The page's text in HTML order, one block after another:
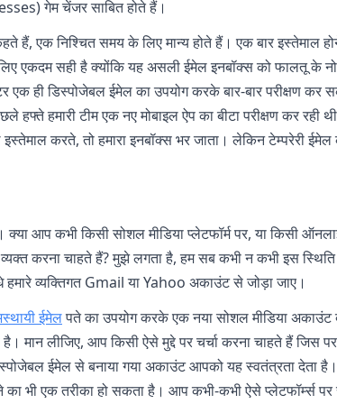
गेम चेंजर साबित होते हैं।
हैं, एक निश्चित समय के लिए मान्य होते हैं। एक बार इस्तेमाल
एकदम सही है क्योंकि यह असली ईमेल इनबॉक्स को फालतू के
ही डिस्पोजेबल ईमेल का उपयोग करके बार-बार परीक्षण कर
हमारी टीम एक नए मोबाइल ऐप का बीटा परीक्षण कर रही
करते, तो हमारा इनबॉक्स भर जाता। लेकिन टेम्परेरी ईमेल
आप कभी किसी सोशल मीडिया प्लेटफॉर्म पर, या किसी
करना चाहते हैं? मुझे लगता है, हम सब कभी न कभी इस
हमारे व्यक्तिगत Gmail या Yahoo अकाउंट से जोड़ा जाए।
ईमेलपते का उपयोग करके एक नया सोशल मीडिया
मान लीजिए, आप किसी ऐसे मुद्दे पर चर्चा करना चाहते हैं जिस
ईमेल से बनाया गया अकाउंट आपको यह स्वतंत्रता देता
का भी एक तरीका हो सकता है। आप कभी-कभी ऐसे प्लेटफॉर्म्स